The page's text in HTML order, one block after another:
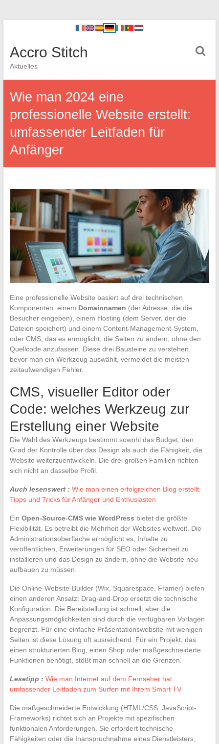
Accro Stitch
Aktuelles
Wie man 2024 eine
professionelle Website erstellt:
umfassender Leitfaden für
Anfänger
Eine professionelle Website basiert auf drei technischen
Komponenten: einem Domainnamen (der Adresse, die die
Besucher eingeben), einem Hosting (dem Server, der die
Dateien speichert) und einem Content-Management-System,
oder CMS, das es ermöglicht, die Seiten zu ändern, ohne den
Quellcode anzufassen. Diese drei Bausteine zu verstehen,
bevor man ein Werkzeug auswählt, vermeidet die meisten
zeitaufwendigen Fehler.
CMS, visueller Editor oder
Code: welches Werkzeug zur
Erstellung einer Website
Die Wahl des Werkzeugs bestimmt sowohl das Budget, den
Grad der Kontrolle über das Design als auch die Fähigkeit, die
Website weiterzuentwickeln. Die drei großen Familien richten
sich nicht an dasselbe Profil.
Auch lesenswert : Wie man einen erfolgreichen Blog erstellt:
Tipps und Tricks für Anfänger und Enthusiasten
Ein Open-Source-CMS wie WordPress bietet die größte
Flexibilität. Es betreibt die Mehrheit der Websites weltweit. Die
Administrationsoberfläche ermöglicht es, Inhalte zu
veröffentlichen, Erweiterungen für SEO oder Sicherheit zu
installieren und das Design zu ändern, ohne die Website neu
aufbauen zu müssen.
Die Online-Website-Builder (Wix, Squarespace, Framer) bieten
einen anderen Ansatz: Drag-and-Drop ersetzt die technische
Konfiguration. Die Bereitstellung ist schnell, aber die
Anpassungsmöglichkeiten sind durch die verfügbaren Vorlagen
begrenzt. Für eine einfache Präsentationswebsite mit wenigen
Seiten ist diese Lösung oft ausreichend. Für ein Projekt, das
einen strukturierten Blog, einen Shop oder maßgeschneiderte
Funktionen benötigt, stößt man schnell an die Grenzen.
Lesetipp : Wie man Internet auf dem Fernseher hat:
umfassender Leitfaden zum Surfen mit Ihrem Smart TV
Die maßgeschneiderte Entwicklung (HTML/CSS, JavaScript-
Frameworks) richtet sich an Projekte mit spezifischen
funktionalen Anforderungen. Sie erfordert technische
Fähigkeiten oder die Inanspruchnahme eines Dienstleisters,